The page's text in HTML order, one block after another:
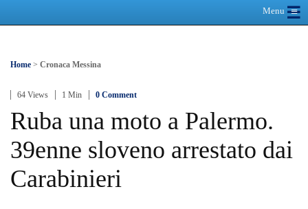
Menu≡
☰
Home > Cronaca Messina
64 Views 1 Min 0 Comment
Ruba una moto a Palermo.
39enne sloveno arrestato dai
Carabinieri